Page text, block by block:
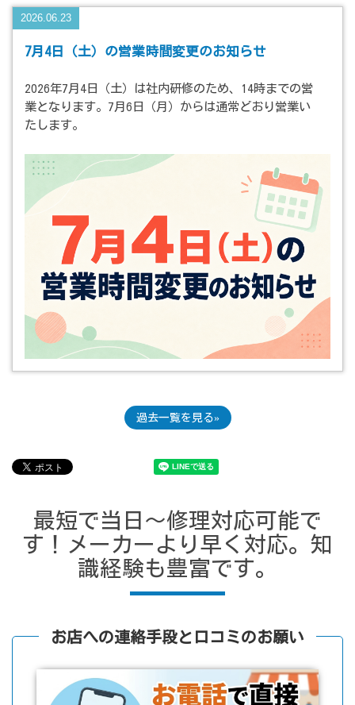
2026.06.23
7月4日（土）の営業時間変更のお知らせ
2026年7月4日（土）は社内研修のため、14時までの営
業となります。7月6日（月）からは通常どおり営業い
たします。
過去一覧を見る
最短で当日～修理対応可能で
す！メーカーより早く対応。知
識経験も豊富です。
お店への連絡手段と口コミのお願い